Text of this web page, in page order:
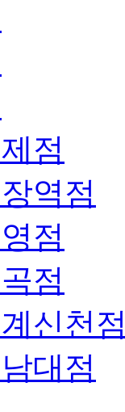
점
역점
점
점
신천
대점